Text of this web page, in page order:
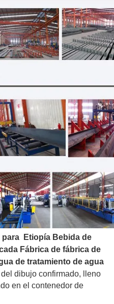
Etiopía Bebida de
Fábrica de fábrica de
de tratamiento de agua
dibujo confirmado, lleno
en el contenedor de